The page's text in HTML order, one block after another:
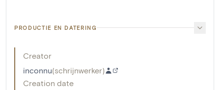
PRODUCTIE EN DATERING
Creator
inconnu(schrijnwerker)
Creation date